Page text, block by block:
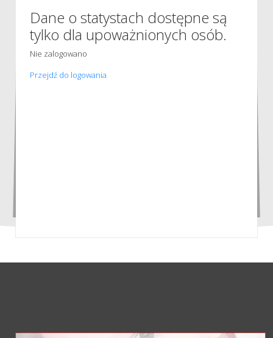
Dane o statystach dostępne są
tylko dla upoważnionych osób.
Nie zalogowano
Przejdź do logowania